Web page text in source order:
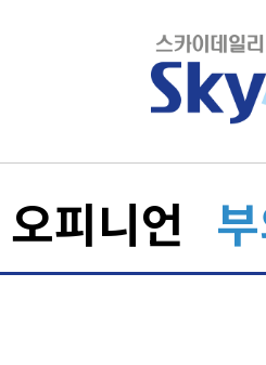
오피니언